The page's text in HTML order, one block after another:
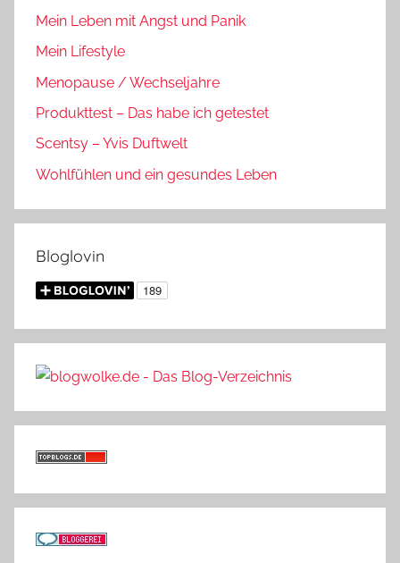
Mein Leben mit Angst und Panik
Mein Lifestyle
Menopause / Wechseljahre
Produkttest – Das habe ich getestet
Scentsy – Yvis Duftwelt
Wohlfühlen und ein gesundes Leben
Bloglovin